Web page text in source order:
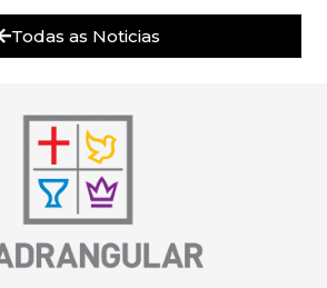
Todas as Noticias